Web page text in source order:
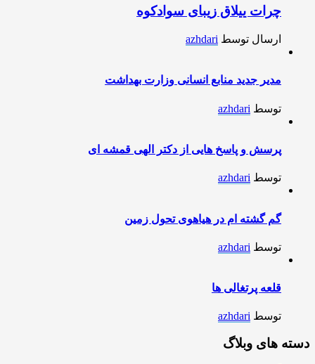
چرات ییلاق زیبای سوادکوه
ارسال توسط azhdari
مدیر جدید منابع انسانی وزارت بهداشت
توسط azhdari
پرسش و پاسخ هایی از دکتر الهی قمشه ای
توسط azhdari
گم گشته ام در هیاهوی تحول زمین
توسط azhdari
قلعه پرتغالی ها
توسط azhdari
دسته های وبلاگ